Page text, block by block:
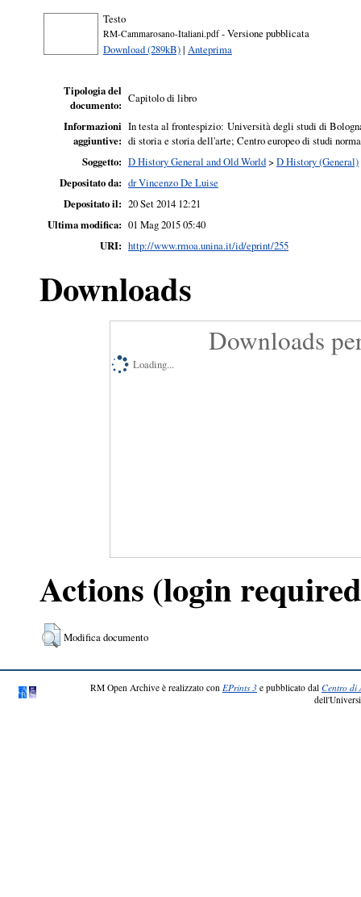
Testo
RM-Cammarosano-Italiani.pdf- Versione pubblicata
Download (289kB)| Anteprima
Tipologia del
documento: Capitolo di libro
Informazioni
aggiuntive:
In testa al frontespizio: Università degli studi di
di storia e storia dell'arte; Centro europeo di studi
Soggetto: D History General and Old World> D History (General)
Depositato da: dr Vincenzo De Luise
Depositato il: 20 Set 2014 12:21
Ultima modifica: 01 Mag 2015 05:40
URI: http://www.rmoa.unina.it/id/eprint/255
Downloads
Downloads
Loading...
Actions (login
Modifica documento
RM Open Archive è realizzato con EPrints 3 e pubblicato dal Centro di